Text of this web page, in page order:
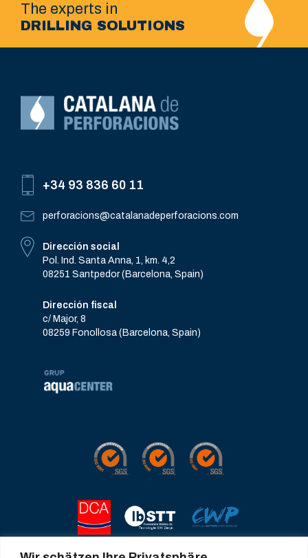
The experts in
DRILLING SOLUTIONS
+34 93 836 60 11
perforacions@catalanadeperforacions.com
Dirección social
Pol. Ind. Santa Anna, 1, km. 4,2
08251 Santpedor (Barcelona, Spain)
Dirección fiscal
c/ Major, 8
08259 Fonollosa (Barcelona, Spain)